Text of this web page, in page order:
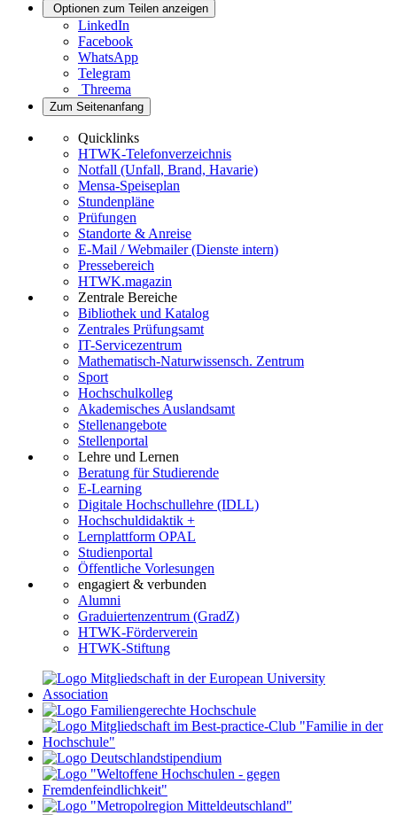
Optionen zum Teilen anzeigen
LinkedIn
Facebook
WhatsApp
Telegram
Threema
Zum Seitenanfang
Quicklinks
HTWK-Telefonverzeichnis
Notfall (Unfall, Brand, Havarie)
Mensa-Speiseplan
Stundenpläne
Prüfungen
Standorte & Anreise
E-Mail / Webmailer (Dienste intern)
Pressebereich
HTWK.magazin
Zentrale Bereiche
Bibliothek und Katalog
Zentrales Prüfungsamt
IT-Servicezentrum
Mathematisch-Naturwissensch. Zentrum
Sport
Hochschulkolleg
Akademisches Auslandsamt
Stellenangebote
Stellenportal
Lehre und Lernen
Beratung für Studierende
E-Learning
Digitale Hochschullehre (IDLL)
Hochschuldidaktik +
Lernplattform OPAL
Studienportal
Öffentliche Vorlesungen
engagiert & verbunden
Alumni
Graduiertenzentrum (GradZ)
HTWK-Förderverein
HTWK-Stiftung